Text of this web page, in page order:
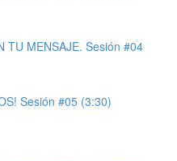
TU MENSAJE. Sesión #04
Sesión #05 (3:30)